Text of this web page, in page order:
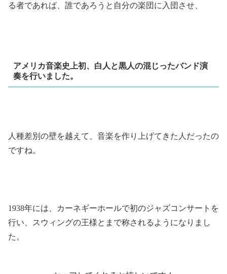
る者であれば、誰であろうと自分の楽団に入団させ、
アメリカ音楽史上初、白人と黒人の混じったバンド演
奏を行いました。
人種差別の壁を越えて、音楽を作り上げてきた人だったの
ですね。
1938年には、カーネギーホールで初のジャズコンサートを
行い、スウィングの王様とまで称されるようになりまし
た。